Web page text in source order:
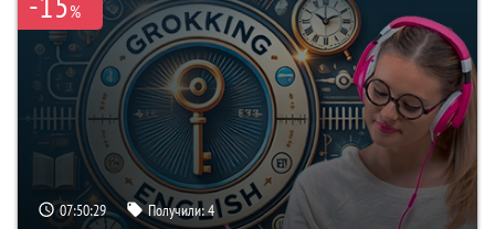
%
07:50:28 Получили:4